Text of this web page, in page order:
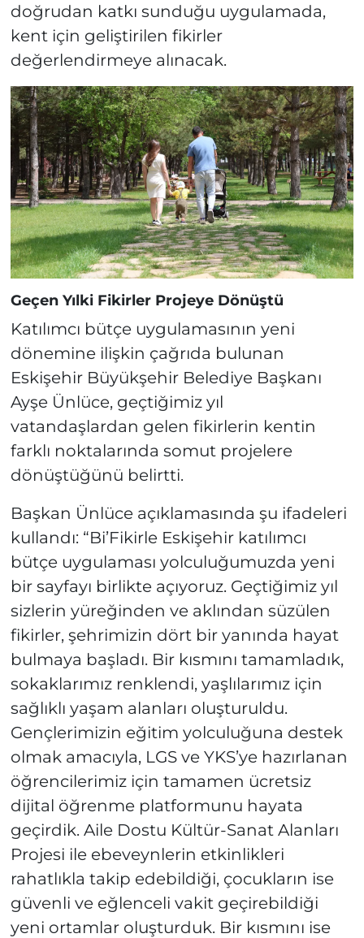
doğrudan katkı sunduğu uygulamada,
kent için geliştirilen fikirler
değerlendirmeye alınacak.
Geçen Yılki Fikirler Projeye Dönüştü
Katılımcı bütçe uygulamasının yeni
dönemine ilişkin çağrıda bulunan
Eskişehir Büyükşehir Belediye Başkanı
Ayşe Ünlüce, geçtiğimiz yıl
vatandaşlardan gelen fikirlerin kentin
farklı noktalarında somut projelere
dönüştüğünü belirtti.
Başkan Ünlüce açıklamasında şu ifadeleri
kullandı: “Bi’Fikirle Eskişehir katılımcı
bütçe uygulaması yolculuğumuzda yeni
bir sayfayı birlikte açıyoruz. Geçtiğimiz yıl
sizlerin yüreğinden ve aklından süzülen
fikirler, şehrimizin dört bir yanında hayat
bulmaya başladı. Bir kısmını tamamladık,
sokaklarımız renklendi, yaşlılarımız için
sağlıklı yaşam alanları oluşturuldu.
Gençlerimizin eğitim yolculuğuna destek
olmak amacıyla, LGS ve YKS’ye hazırlanan
öğrencilerimiz için tamamen ücretsiz
dijital öğrenme platformunu hayata
geçirdik. Aile Dostu Kültür-Sanat Alanları
Projesi ile ebeveynlerin etkinlikleri
rahatlıkla takip edebildiği, çocukların ise
güvenli ve eğlenceli vakit geçirebildiği
yeni ortamlar oluşturduk. Bir kısmını ise